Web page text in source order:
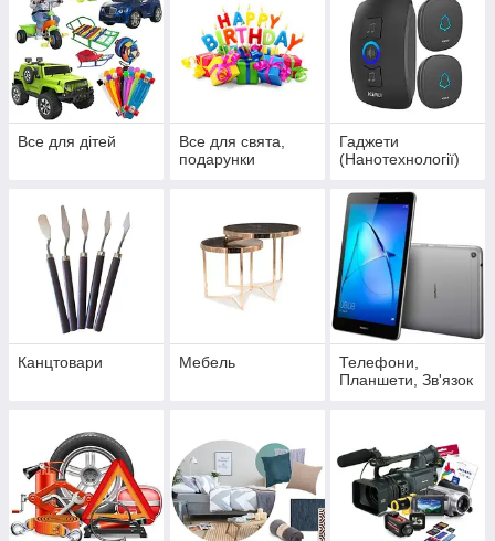
Все для дітей
Все для свята,
подарунки
Гаджети
(Нанотехнології)
Канцтовари Мебель
Телефони,
Планшети, Зв'язок